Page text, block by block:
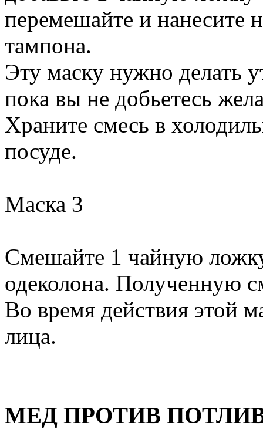
перемешайте и нанесите
тампона.
Эту маску нужно делать
пока вы не добьетесь
Храните смесь в
посуде.
Маска 3
Смешайте 1 чайную
одеколона. Полученную
Во время действия этой
лица.
МЕД ПРОТИВ